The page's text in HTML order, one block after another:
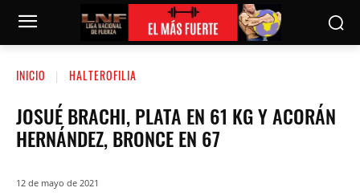
INICIO HALTEROFILIA
JOSUÉ BRACHI, PLATA EN 61 KG Y ACORÁN
HERNÁNDEZ, BRONCE EN 67
12 de mayo de 2021